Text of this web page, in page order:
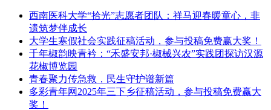
西南医科大学“拾光”志愿者团队：祥马迎春暖童心，非
遗筑梦伴成长
大学生寒假社会实践征稿活动，参与投稿免费赢大奖！
千年椒韵映青衿：“禾盛安邦·椒械兴农”实践团探访汉源
花椒博览园
青春聚力传急救，民生守护谱新篇
多彩青年网2025年三下乡征稿活动，参与投稿免费赢大
奖！